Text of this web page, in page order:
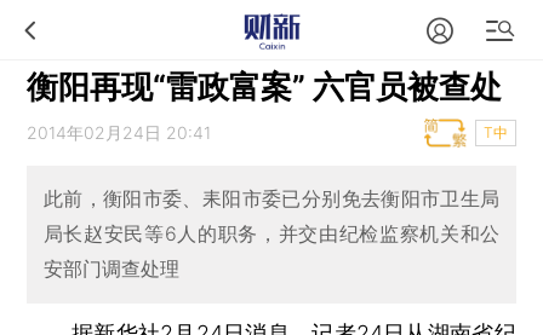
衡阳再现“雷政富案” 六官员被查处
2014年02月24日 20:41 T中
此前，衡阳市委、耒阳市委已分别免去衡阳市卫生局
局长赵安民等6人的职务，并交由纪检监察机关和公
安部门调查处理